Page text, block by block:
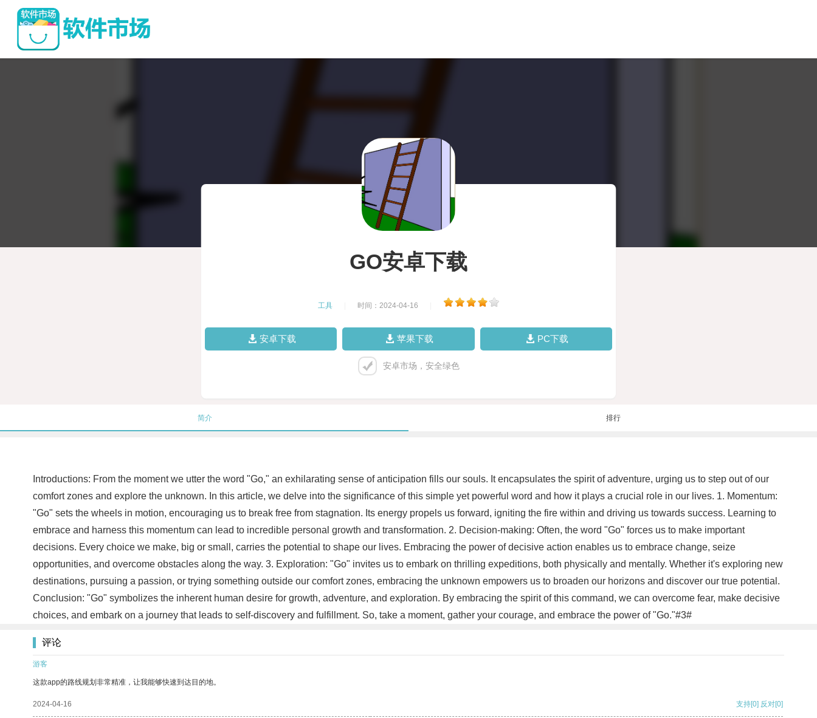
GO安卓下载
工具 时间：2024-04-16
安卓下载 苹果下载 PC下载
安卓市场，安全绿色
简介 排行
Introductions: From the moment we utter the word "Go," an exhilarating sense of anticipation fills our souls. It encapsulates the spirit of adventure, urging us to step out of our
comfort zones and explore the unknown. In this article, we delve into the significance of this simple yet powerful word and how it plays a crucial role in our lives. 1. Momentum:
"Go" sets the wheels in motion, encouraging us to break free from stagnation. Its energy propels us forward, igniting the fire within and driving us towards success. Learning to
embrace and harness this momentum can lead to incredible personal growth and transformation. 2. Decision-making: Often, the word "Go" forces us to make important
decisions. Every choice we make, big or small, carries the potential to shape our lives. Embracing the power of decisive action enables us to embrace change, seize
opportunities, and overcome obstacles along the way. 3. Exploration: "Go" invites us to embark on thrilling expeditions, both physically and mentally. Whether it's exploring new
destinations, pursuing a passion, or trying something outside our comfort zones, embracing the unknown empowers us to broaden our horizons and discover our true potential.
Conclusion: "Go" symbolizes the inherent human desire for growth, adventure, and exploration. By embracing the spirit of this command, we can overcome fear, make decisive
choices, and embark on a journey that leads to self-discovery and fulfillment. So, take a moment, gather your courage, and embrace the power of "Go."#3#
评论
游客
这款app的路线规划非常精准，让我能够快速到达目的地。
2024-04-16 支持[0] 反对[0]